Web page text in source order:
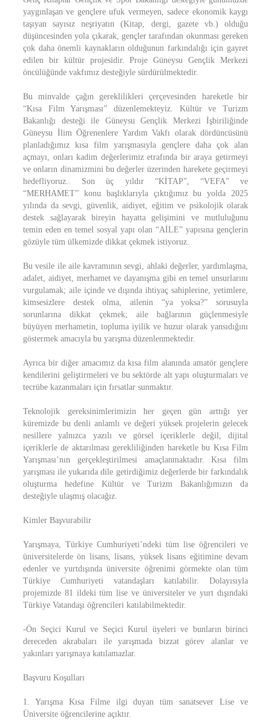
yaygınlaşan ve gençlere ufuk vermeyen, sadece ekonomik kaygı
taşıyan sayısız neşriyatın (Kitap, dergi, gazete vb.) olduğu
düşüncesinden yola çıkarak, gençler tarafından okunması gereken
çok daha önemli kaynakların olduğunun farkındalığı için gayret
edilen bir kültür projesidir. Proje Güneysu Gençlik Merkezi
öncülüğünde vakfımız desteğiyle sürdürülmektedir.
Bu minvalde çağın gereklilikleri çerçevesinden hareketle bir
“Kısa Film Yarışması” düzenlemekteyiz. Kültür ve Turizm
Bakanlığı desteği ile Güneysu Gençlik Merkezi İşbiriliğinde
Güneysu İlim Öğrenenlere Yardım Vakfı olarak dördüncüsünü
planladığımız kısa film yarışmasıyla gençlere daha çok alan
açmayı, onları kadim değerlerimiz etrafında bir araya getirmeyi
ve onların dinamizmini bu değerler üzerinden harekete geçirmeyi
hedefliyoruz.. Son üç yıldır “KİTAP”, “VEFA” ve
“MERHAMET” konu başlıklarıyla çıktığımız bu yolda 2025
yılında da sevgi, güvenlik, aidiyet, eğitim ve psikolojik olarak
destek sağlayarak bireyin hayatta gelişimini ve mutluluğunu
temin eden en temel sosyal yapı olan “AİLE” yapısına gençlerin
gözüyle tüm ülkemizde dikkat çekmek istiyoruz.
Bu vesile ile aile kavramının sevgi, ahlaki değerler, yardımlaşma,
adalet, aidiyet, merhamet ve dayanışma gibi en temel unsurlarını
vurgulamak; aile içinde ve dışında ihtiyaç sahiplerine, yetimlere,
kimsesizlere destek olma, ailenin “ya yoksa?” sorusuyla
sorunlarına dikkat çekmek; aile bağlarının güçlenmesiyle
büyüyen merhametin, topluma iyilik ve huzur olarak yansıdığını
göstermek amacıyla bu yarışma düzenlenmektedir.
Ayrıca bir diğer amacımız da kısa film alanında amatör gençlere
kendilerini geliştirmeleri ve bu sektörde alt yapı oluşturmaları ve
tecrübe kazanmaları için fırsatlar sunmaktır.
Teknolojik gereksinimlerimizin her geçen gün arttığı yer
küremizde bu denli anlamlı ve değeri yüksek projelerin gelecek
nesillere yalnızca yazılı ve görsel içeriklerle değil, dijital
içeriklerle de aktarılması gerekliliğinden hareketle bu Kısa Film
Yarışması’nın gerçekleştirilmesi amaçlanmaktadır. Kısa film
yarışması ile yukarıda dile getirdiğimiz değerlerde bir farkındalık
oluşturma hedefine Kültür ve Turizm Bakanlığımızın da
desteğiyle ulaşmış olacağız.
Kimler Başvurabilir
Yarışmaya, Türkiye Cumhuriyeti’ndeki tüm lise öğrencileri ve
üniversitelerde ön lisans, lisans, yüksek lisans eğitimine devam
edenler ve yurtdışında üniversite öğrenimi görmekte olan tüm
Türkiye Cumhuriyeti vatandaşları katılabilir. Dolayısıyla
projemizde 81 ildeki tüm lise ve üniversiteler ve yurt dışındaki
Türkiye Vatandaşı öğrencileri katılabilmektedir.
-Ön Seçici Kurul ve Seçici Kurul üyeleri ve bunların birinci
dereceden akrabaları ile yarışmada bizzat görev alanlar ve
yakınları yarışmaya katılamazlar.
Başvuru Koşulları
1. Yarışma Kısa Filme ilgi duyan tüm sanatsever Lise ve
Üniversite öğrencilerine açıktır.